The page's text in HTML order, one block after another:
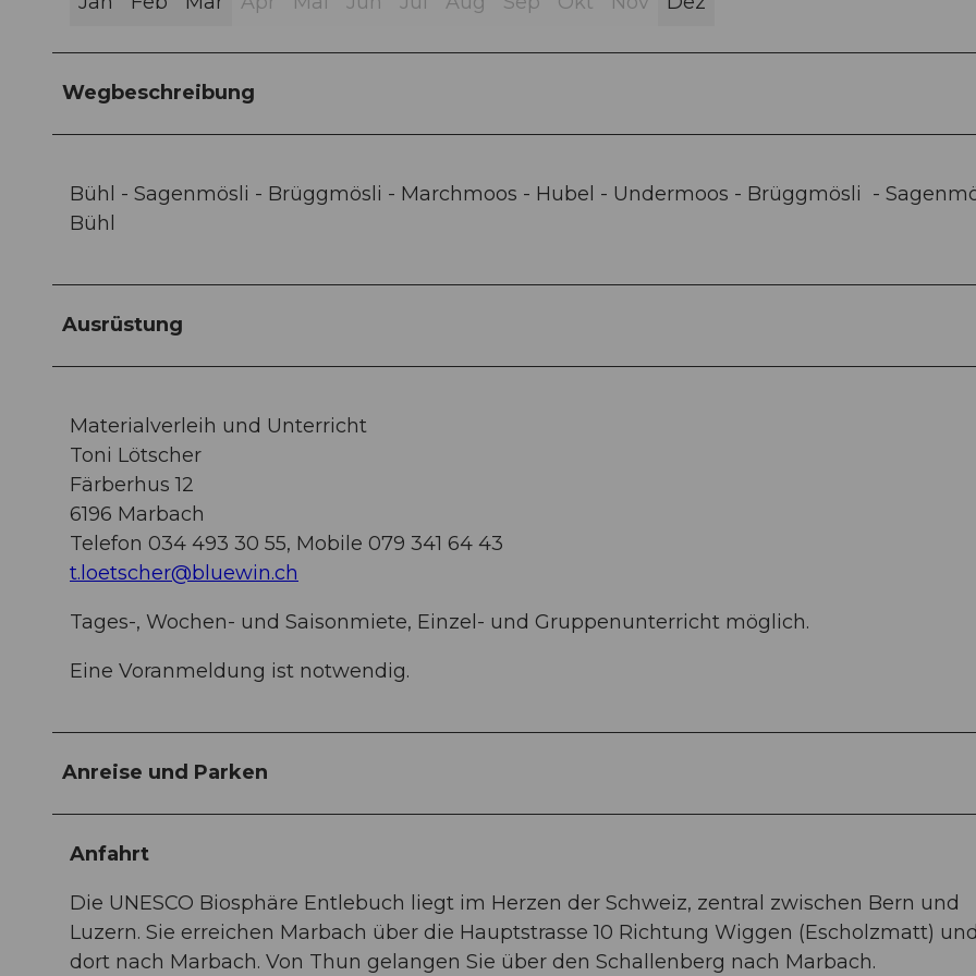
Wegbeschreibung
Bühl - Sagenmösli - Brüggmösli - Marchmoos - Hubel - Undermoos - Brüggmösli -
Bühl
Ausrüstung
Materialverleih und Unterricht
Toni Lötscher
Färberhus 12
6196 Marbach
Telefon 034 493 30 55, Mobile 079 341 64 43
t.loetscher@bluewin.ch
Tages-, Wochen- und Saisonmiete, Einzel- und Gruppenunterricht möglich.
Eine Voranmeldung ist notwendig.
Anreise und Parken
Anfahrt
Die UNESCO Biosphäre Entlebuch liegt im Herzen der Schweiz, zentral zwischen Bern und
Luzern. Sie erreichen Marbach über die Hauptstrasse 10 Richtung Wiggen (Escholzmatt)
dort nach Marbach. Von Thun gelangen Sie über den Schallenberg nach Marbach.